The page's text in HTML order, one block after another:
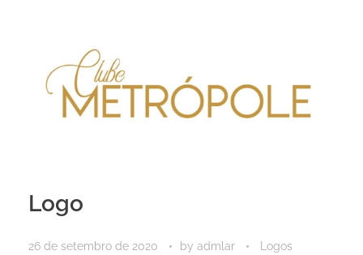
Logo
26 de setembro de 2020 by admlar Logos